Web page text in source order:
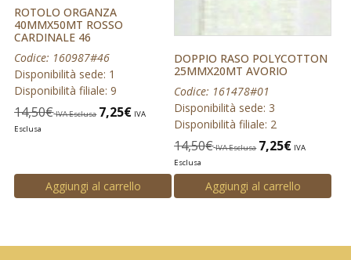
ROTOLO ORGANZA
40MMX50MT ROSSO
CARDINALE 46
Codice: 160987#46
Disponibilità sede: 1
Disponibilità filiale: 9
14,50€ IVA Esclusa 7,25€ IVA
Esclusa
Aggiungi al carrello
DOPPIO RASO POLYCOTTON
25MMX20MT AVORIO
Codice: 161478#01
Disponibilità sede: 3
Disponibilità filiale: 2
14,50€ IVA Esclusa 7,25€ IVA
Esclusa
Aggiungi al carrello